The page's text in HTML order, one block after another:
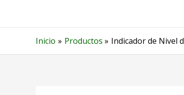
Inicio Productos Indicador de Nivel